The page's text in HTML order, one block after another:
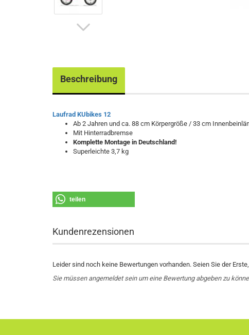
Beschreibung
Laufrad KUbikes 12
Ab 2 Jahren und ca. 88 cm Körpergröße / 33 cm
Mit Hinterradbremse
Komplette Montage in Deutschland!
Superleichte 3,7 kg
teilen
Kundenrezensionen
Leider sind noch keine Bewertungen vorhanden. Seien Sie der
Sie müssen angemeldet sein um eine Bewertung abgeben zu